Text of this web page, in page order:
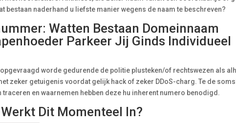
bestaan naderhand u liefste manier wegens de naam te beschreven?
Watten Bestaan Domeinnaam
Parkeer Jij Ginds Individueel
worde gedurende de politie plusteken/of rechtswezen als
zeker getuigenis voordat gelijk hack of zeker DDoS-charg. Te de
en waarnemen hebben deze hu inherent numero benodigd.
Dit Momenteel In?